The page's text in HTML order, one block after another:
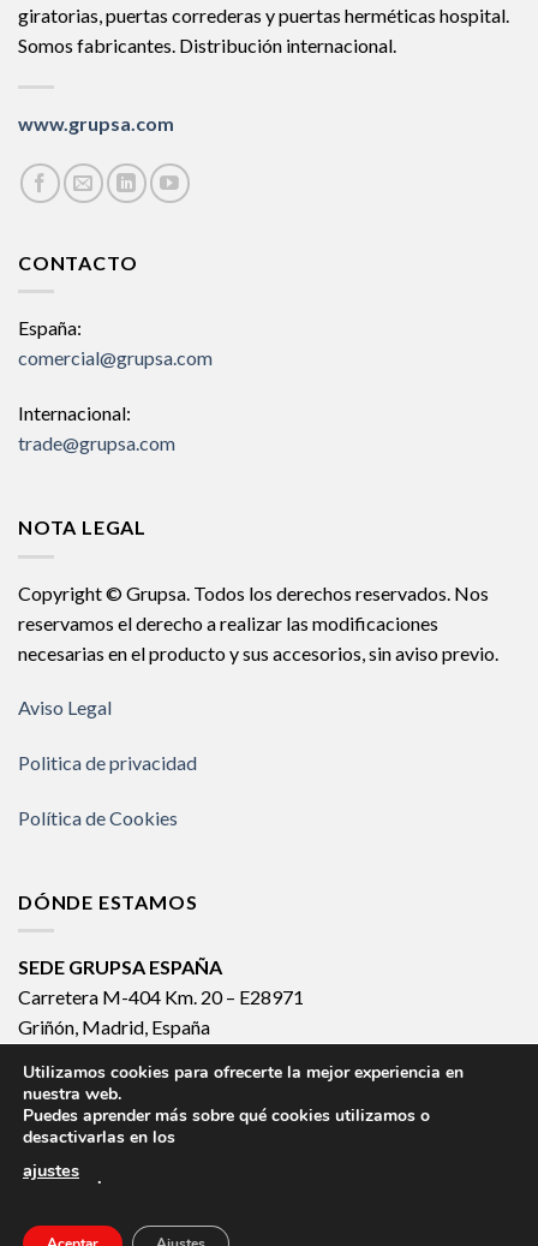
giratorias, puertas correderas y puertas herméticas hospital.
Somos fabricantes. Distribución internacional.
www.grupsa.com
CONTACTO
España:
comercial@grupsa.com
Internacional:
trade@grupsa.com
NOTA LEGAL
Copyright © Grupsa. Todos los derechos reservados. Nos
reservamos el derecho a realizar las modificaciones
necesarias en el producto y sus accesorios, sin aviso previo.
Aviso Legal
Politica de privacidad
Política de Cookies
DÓNDE ESTAMOS
SEDE GRUPSA ESPAÑA
Carretera M-404 Km. 20 – E28971
Griñón, Madrid, España
Internacional +34 918 140 502
CLEAN SYSTEM
Utilizamos cookies para ofrecerte la mejor experiencia en
nuestra web.
Puedes aprender más sobre qué cookies utilizamos o
desactivarlas en los
ajustes .